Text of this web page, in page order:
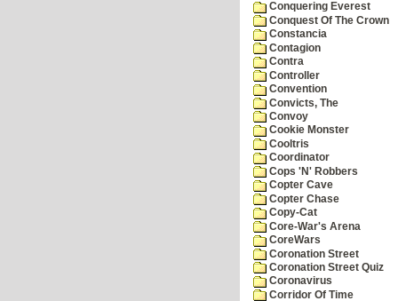
Conquering Everest
Conquest Of The Crown
Constancia
Contagion
Contra
Controller
Convention
Convicts, The
Convoy
Cookie Monster
Cooltris
Coordinator
Cops 'N' Robbers
Copter Cave
Copter Chase
Copy-Cat
Core-War's Arena
CoreWars
Coronation Street
Coronation Street Quiz
Coronavirus
Corridor Of Time